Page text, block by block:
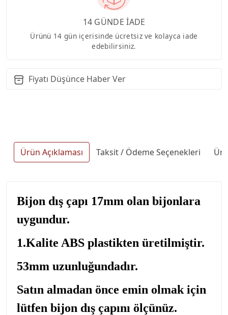
14 GÜNDE İADE
Ürünü 14 gün içerisinde ücretsiz ve kolayca iade
edebilirsiniz.
Fiyatı Düşünce Haber Ver
Ürün Açıklaması Taksit / Ödeme Seçenekleri
Bijon dış çapı 17mm olan bijonlara
uygundur.
1.Kalite ABS plastikten üretilmiştir.
53mm uzunluğundadır.
Satın almadan önce emin olmak için
lütfen bijon dış çapını ölçünüz.